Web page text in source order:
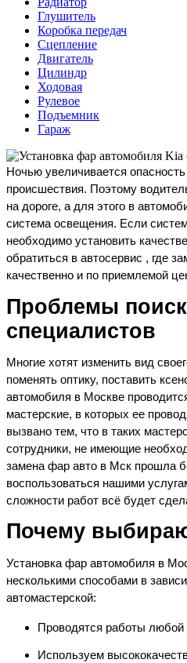
Глушитель
Коробка передач
Сцепление
Двигатель
Цилиндр
Ходовая
Рулевое
Подъемник
Гараж
Ночью увеличивается
происшествия. Поэтому
на дороге, а для этого в
система освещения. Если
необходимо установить
обратиться в автосервис , где
качественно и по приемлемой
Проблемы
специалистов
Многие хотят изменить вид
поменять оптику, поставить
автомобиля в Москве
мастерские, в которых ее
вызвано тем, что в таких
сотрудники, не имеющие
замена фар авто в Мск прошла
воспользоваться нашими
сложности работ всё будет
Почему
Установка фар автомобиля в
несколькими способами в
автомастерской:
Проводятся работы любой
Используем